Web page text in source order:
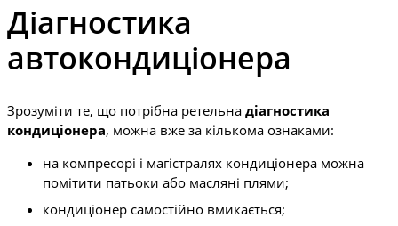
Діагностика
автокондиціонера
Зрозуміти те, що потрібна ретельна діагностика
кондиціонера, можна вже за кількома ознаками:
на компресорі і магістралях кондиціонера можна
помітити патьоки або масляні плями;
кондиціонер самостійно вмикається;